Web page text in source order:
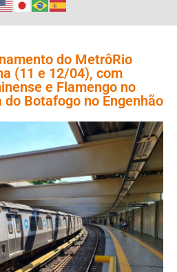
do MetrôRio
(11 e 12/04), com
e Flamengo no
Botafogo no Engenhão